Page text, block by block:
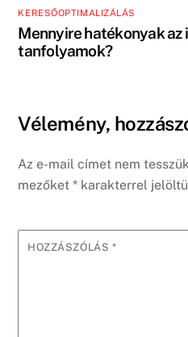
KERESŐOPTIMALIZÁLÁS
Mennyire hatékonyak az
tanfolyamok?
Vélemény,
Az e-mail címet nem
mezőket* karakterrel
HOZZÁSZÓLÁS *